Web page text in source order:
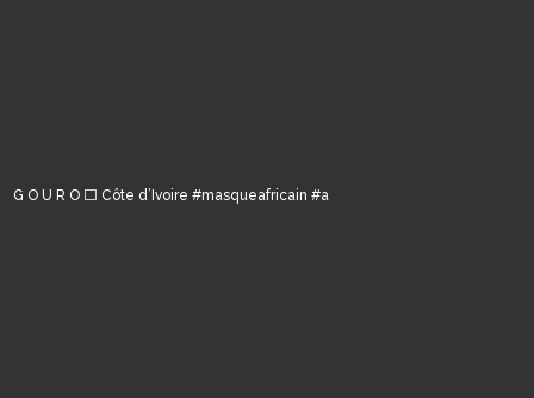
G O U R O ⬜️ Côte d’Ivoire #masqueafricain #a